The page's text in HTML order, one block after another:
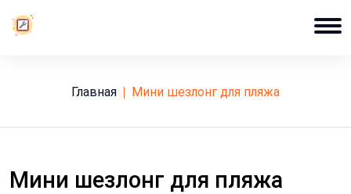
Главная мини шезлонг для пляжа
Мини шезлонг для пляжа